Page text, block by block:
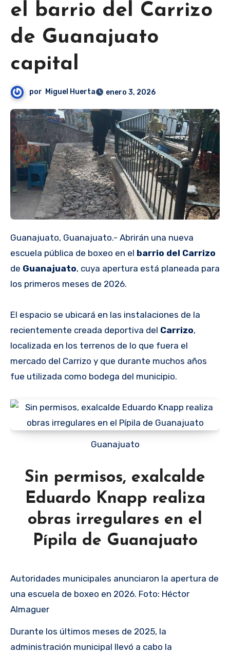
el barrio del Carrizo
de Guanajuato
capital
por Miguel Huerta enero 3, 2026
Guanajuato, Guanajuato.- Abrirán una nueva
escuela pública de boxeo en el barrio del Carrizo
de Guanajuato, cuya apertura está planeada para
los primeros meses de 2026.
El espacio se ubicará en las instalaciones de la
recientemente creada deportiva del Carrizo,
localizada en los terrenos de lo que fuera el
mercado del Carrizo y que durante muchos años
fue utilizada como bodega del municipio.
Guanajuato
Sin permisos, exalcalde
Eduardo Knapp realiza
obras irregulares en el
Pípila de Guanajuato
Autoridades municipales anunciaron la apertura de
una escuela de boxeo en 2026. Foto: Héctor
Almaguer
Durante los últimos meses de 2025, la
administración municipal llevó a cabo la